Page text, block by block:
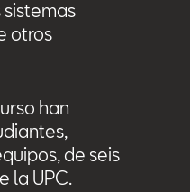
otros
han
de seis
la UPC.